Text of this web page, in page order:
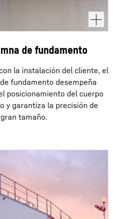
de fundamento
la instalación del cliente, el
fundamento desempeña
posicionamiento del cuerpo
y garantiza la precisión de
tamaño.